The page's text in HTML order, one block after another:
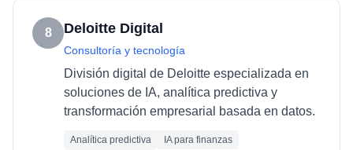
8 Deloitte Digital
Consultoría y tecnología
División digital de Deloitte especializada en
soluciones de IA, analítica predictiva y
transformación empresarial basada en datos.
Analítica predictiva
IA para finanzas